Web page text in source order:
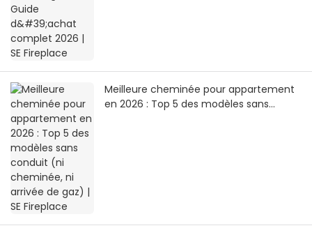
Meilleure cheminée pour appartement
en 2026 : Top 5 des modèles sans